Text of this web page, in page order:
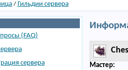
/ Гильдии сервера
(FAQ)
сервера
Мастер: